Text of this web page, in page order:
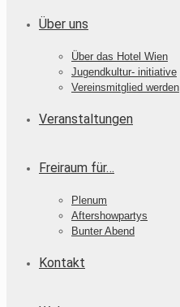
Über uns
Über das Hotel Wien
Jugendkultur- initiative
Vereinsmitglied werden
Veranstaltungen
Freiraum für…
Plenum
Aftershowpartys
Bunter Abend
Kontakt